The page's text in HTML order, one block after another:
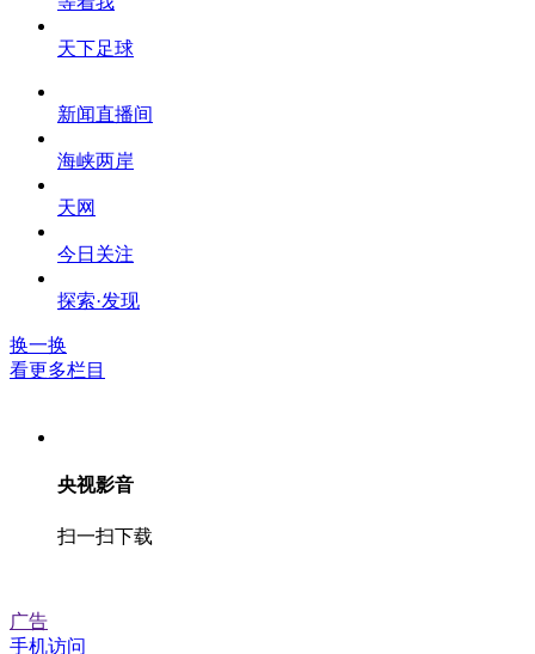
天下足球
新闻直播间
海峡两岸
天网
今日关注
探索·发现
换一换
看更多栏目
央视影音
扫一扫下载
广告
手机访问